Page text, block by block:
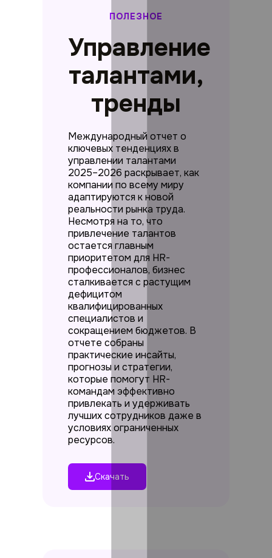
ПОЛЕЗНОЕ
Управление
талантами,
тренды
Международный отчет о
ключевых тенденциях в
управлении талантами
2025–2026 раскрывает, как
компании по всему миру
адаптируются к новой
реальности рынка труда.
Несмотря на то, что
привлечение талантов
остается главным
приоритетом для HR-
профессионалов, бизнес
сталкивается с растущим
дефицитом
квалифицированных
специалистов и
сокращением бюджетов. В
отчете собраны
практические инсайты,
прогнозы и стратегии,
которые помогут HR-
командам эффективно
привлекать и удерживать
лучших сотрудников даже в
условиях ограниченных
ресурсов.
Скачать